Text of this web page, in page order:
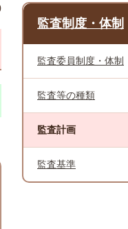
監査制度・体制
監査委員制度・体制
監査等の種類
監査計画
監査基準